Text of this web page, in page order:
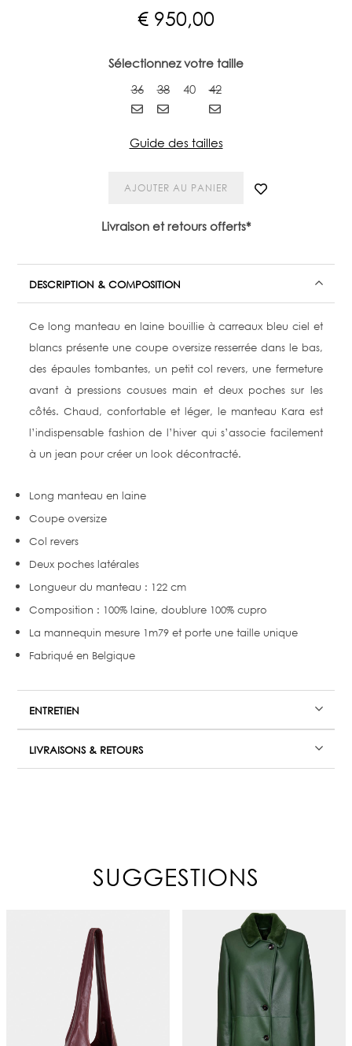
€ 950,00
Sélectionnez votre taille
36
38 40 42
Guide des tailles
AJOUTER AU PANIER
Livraison et retours offerts*
DESCRIPTION & COMPOSITION
Ce long manteau en laine bouillie à carreaux bleu ciel et
blancs présente une coupe oversize resserrée dans le bas,
des épaules tombantes, un petit col revers, une fermeture
avant à pressions cousues main et deux poches sur les
côtés. Chaud, confortable et léger, le manteau Kara est
l’indispensable fashion de l’hiver qui s’associe facilement
à un jean pour créer un look décontracté.
Long manteau en laine
Coupe oversize
Col revers
Deux poches latérales
Longueur du manteau : 122 cm
Composition : 100% laine, doublure 100% cupro
La mannequin mesure 1m79 et porte une taille unique
Fabriqué en Belgique
ENTRETIEN
LIVRAISONS & RETOURS
SUGGESTIONS